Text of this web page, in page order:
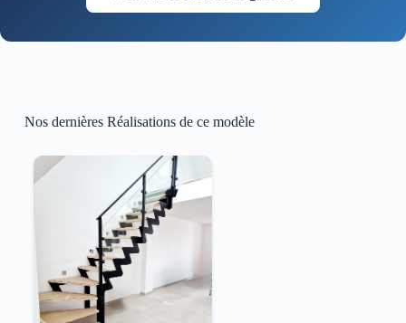
Nos dernières Réalisations de ce modèle